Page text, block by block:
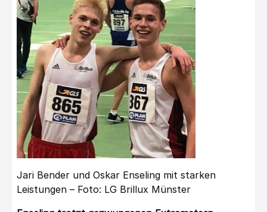
Jari Bender und Oskar Enseling mit starken
Leistungen – Foto: LG Brillux Münster